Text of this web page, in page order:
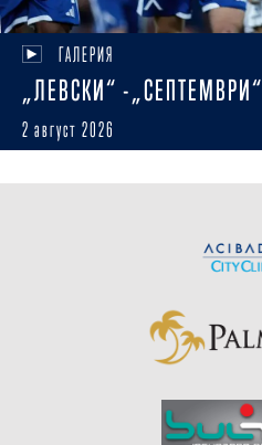
ГАЛЕРИЯ
„ЛЕВСКИ“ -„СЕПТЕМВРИ“
2 август 2026